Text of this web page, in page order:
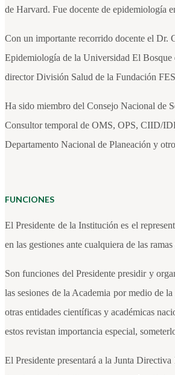
de Harvard. Fue docente de epidemiología
Con un importante recorrido docente el Dr.
Epidemiología de la Universidad El
director División Salud de la Fundación
Ha sido miembro del Consejo Nacional de
Consultor temporal de OMS, OPS, CIID/
Departamento Nacional de Planeación y
FUNCIONES
El Presidente de la Institución es el
en las gestiones ante cualquiera de las
Son funciones del Presidente presidir y
las sesiones de la Academia por medio de
otras entidades científicas y académicas
estos revistan importancia especial,
El Presidente presentará a la Junta